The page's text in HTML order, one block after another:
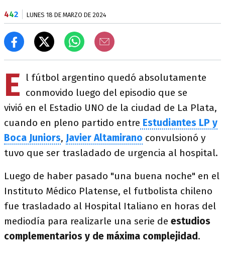
442 LUNES 18 DE MARZO DE 2024
E
l fútbol argentino quedó absolutamente
conmovido luego del episodio que se
vivió en el Estadio UNO de la ciudad de La Plata,
cuando en pleno partido entre Estudiantes LP y
Boca Juniors, Javier Altamirano convulsionó y
tuvo que ser trasladado de urgencia al hospital.
Luego de haber pasado "una buena noche" en el
Instituto Médico Platense, el futbolista chileno
fue trasladado al Hospital Italiano en horas del
mediodía para realizarle una serie de estudios
complementarios y de máxima complejidad.